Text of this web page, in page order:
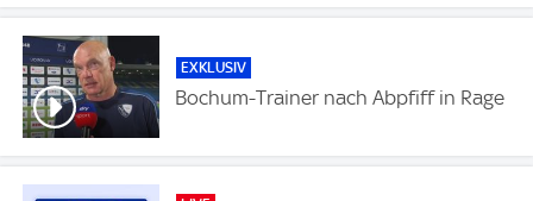
EXKLUSIV
Bochum-Trainer nach Abpfiff in Rage